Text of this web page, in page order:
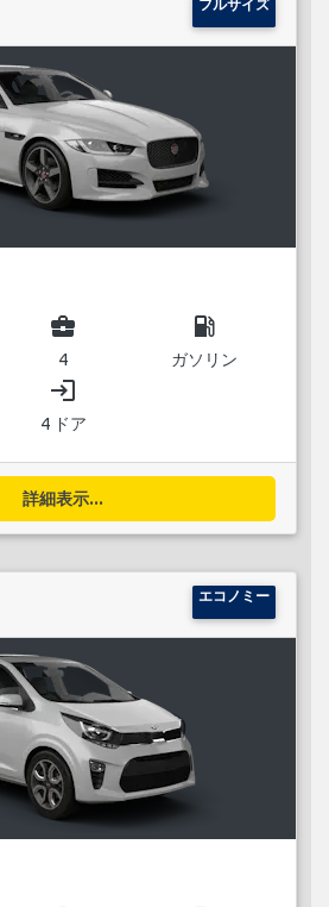
フルサイズ
business_center
4
local_gas_station
ガソリン
login
4 ドア
詳細表示...
エコノミー